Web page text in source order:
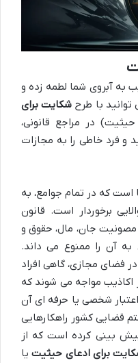
به آبروی شما لطمه زده و
توانید با طرح شکایت برای
در مراجع قانونی،
و فرد خاطی را به مجازات
است که در تمام جوامع، به
برخوردار است. قانون
مصونیت جان، مال، حقوق و
آن را ممنوع می داند.
فضای مجازی، گاهی افراد
اکاذیب مواجه می شوند که
شخصی یا حرفه ای آن
قضایی کشور راهکارهایی
بینی کرده است که از
برای ادعای حیثیتیا